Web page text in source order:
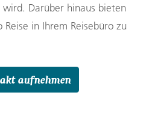
wird. Darüber hinaus bieten
in Ihrem Reisebüro zu
aufnehmen